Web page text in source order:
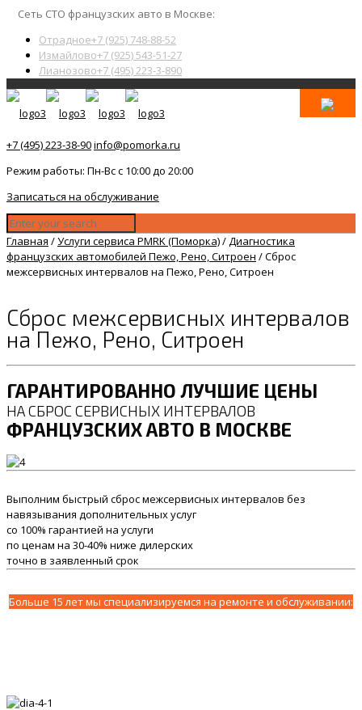
Сеть СТО французских авто в Москве:
Отрадное+7 (925) 748-88-52
Измайлово+7 (925) 543-51-27
Лианозово+7 (495) 223-3-890
+7 (495) 223-38-90info@pomorka.ru
Режим работы: Пн-Вс с 10:00 до 20:00
Записаться на обслуживание
Главная /Услуги сервиса PMRK (Поморка)/Диагностика
французских автомобилей Пежо, Рено, Ситроен /Сброс
межсервисных интервалов на Пежо, Рено, Ситроен
Сброс межсервисных интервалов
на Пежо, Рено, Ситроен
ГАРАНТИРОВАННО ЛУЧШИЕ ЦЕНЫ
НА СБРОС СЕРВИСНЫХ ИНТЕРВАЛОВ
ФРАНЦУЗСКИХ АВТО В МОСКВЕ
Выполним быстрый сброс межсервисных интервалов без
навязывания дополнительных услуг
со 100% гарантией на услуги
по ценам на 30-40% ниже дилерских
точно в заявленный срок
Больше 15 лет мы специализируемся на ремонте и обслуживании: